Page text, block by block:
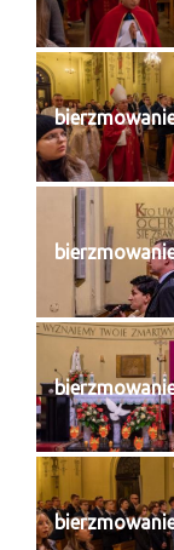
e-
Nabożeństwa
Sakramenty